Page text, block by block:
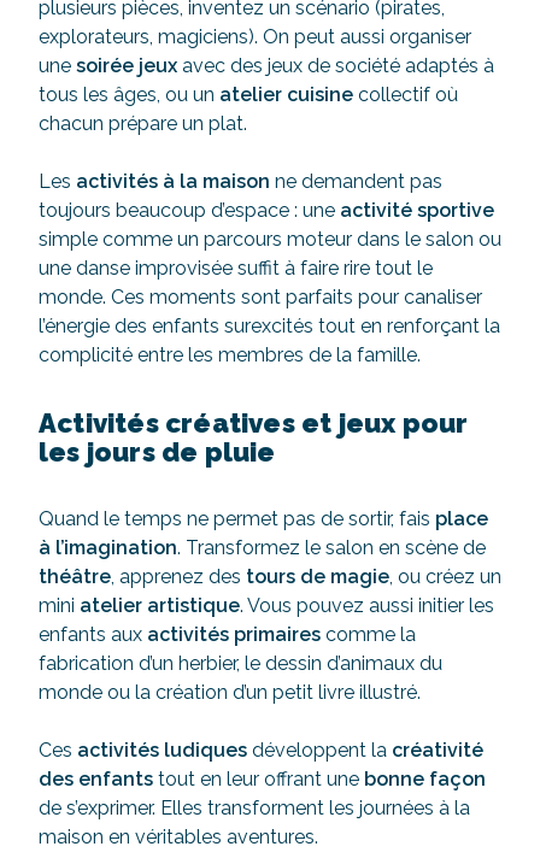
plusieurs pièces, inventez un scénario (pirates,
explorateurs, magiciens). On peut aussi organiser
une soirée jeux avec des jeux de société adaptés à
tous les âges, ou un atelier cuisine collectif où
chacun prépare un plat.
Les activités à la maison ne demandent pas
toujours beaucoup d’espace : une activité sportive
simple comme un parcours moteur dans le salon ou
une danse improvisée suffit à faire rire tout le
monde. Ces moments sont parfaits pour canaliser
l’énergie des enfants surexcités tout en renforçant la
complicité entre les membres de la famille.
Activités créatives et jeux pour
les jours de pluie
Quand le temps ne permet pas de sortir, fais place
à l’imagination. Transformez le salon en scène de
théâtre, apprenez des tours de magie, ou créez un
mini atelier artistique. Vous pouvez aussi initier les
enfants aux activités primaires comme la
fabrication d’un herbier, le dessin d’animaux du
monde ou la création d’un petit livre illustré.
Ces activités ludiques développent la créativité
des enfants tout en leur offrant une bonne façon
de s’exprimer. Elles transforment les journées à la
maison en véritables aventures.